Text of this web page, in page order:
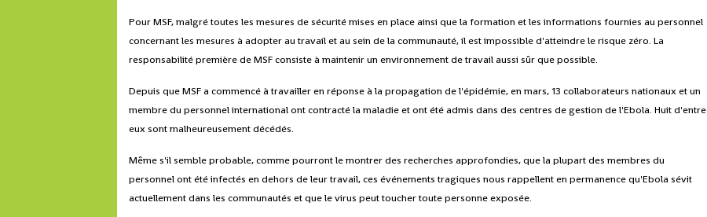
Pour MSF, malgré toutes les mesures de sécurité mises en place ainsi que la formation et les informations fournies au personnel
concernant les mesures à adopter au travail et au sein de la communauté, il est impossible d'atteindre le risque zéro. La
responsabilité première de MSF consiste à maintenir un environnement de travail aussi sûr que possible.
Depuis que MSF a commencé à travailler en réponse à la propagation de l'épidémie, en mars, 13 collaborateurs nationaux et un
membre du personnel international ont contracté la maladie et ont été admis dans des centres de gestion de l'Ebola. Huit d'entre
eux sont malheureusement décédés.
Même s'il semble probable, comme pourront le montrer des recherches approfondies, que la plupart des membres du
personnel ont été infectés en dehors de leur travail, ces événements tragiques nous rappellent en permanence qu'Ebola sévit
actuellement dans les communautés et que le virus peut toucher toute personne exposée.